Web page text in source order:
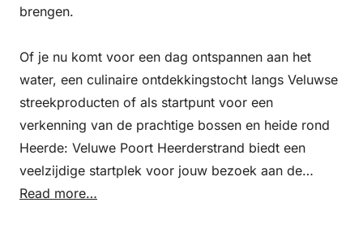
brengen.
Of je nu komt voor een dag ontspannen aan het
water, een culinaire ontdekkingstocht langs Veluwse
streekproducten of als startpunt voor een
verkenning van de prachtige bossen en heide rond
Heerde: Veluwe Poort Heerderstrand biedt een
veelzijdige startplek voor jouw bezoek aan de
Veluwe.
Read more…